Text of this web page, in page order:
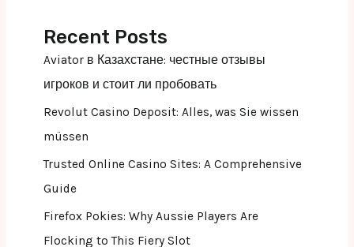
Recent Posts
Aviator в Казахстане: честные отзывы
игроков и стоит ли пробовать
Revolut Casino Deposit: Alles, was Sie wissen
müssen
Trusted Online Casino Sites: A Comprehensive
Guide
Firefox Pokies: Why Aussie Players Are
Flocking to This Fiery Slot